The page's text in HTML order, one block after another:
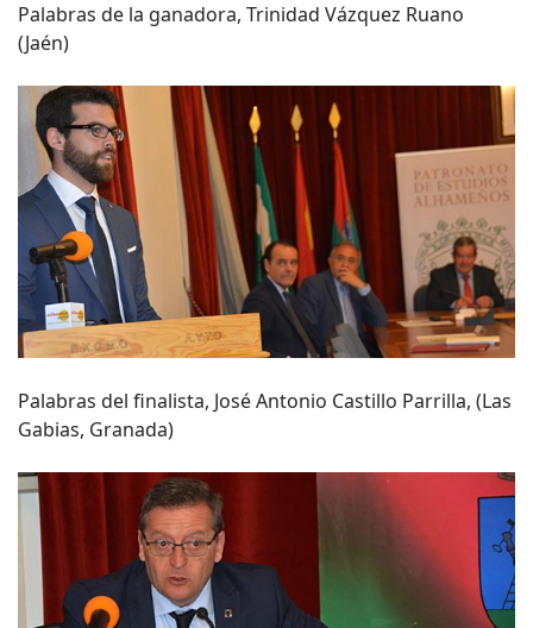
Palabras de la ganadora, Trinidad Vázquez Ruano
(Jaén)
Palabras del finalista, José Antonio Castillo Parrilla, (Las
Gabias, Granada)